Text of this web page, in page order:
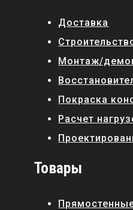
Доставка
Монтаж/
Покраска
Расчет
Товары